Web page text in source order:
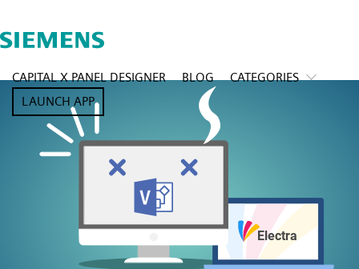
CAPITAL X PANEL DESIGNER BLOG
CATEGORIES
LAUNCH APP